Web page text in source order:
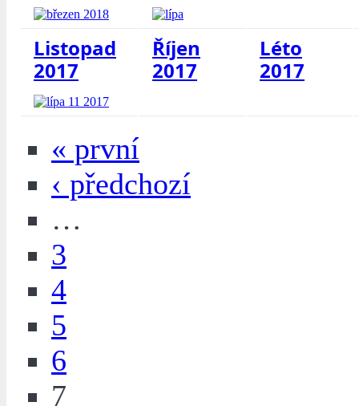
Listopad
2017
Říjen
2017
Léto
2017
« první
‹ předchozí
…
3
4
5
6
7